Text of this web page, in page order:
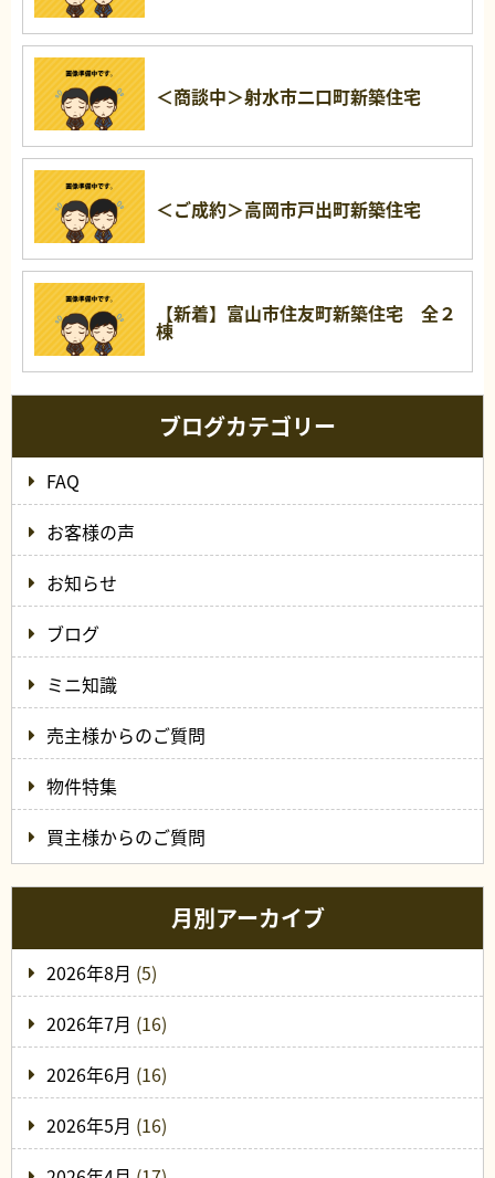
＜商談中＞射水市二口町新築住宅
＜ご成約＞高岡市戸出町新築住宅
【新着】富山市住友町新築住宅 全２
棟
ブログカテゴリー
FAQ
お客様の声
お知らせ
ブログ
ミニ知識
売主様からのご質問
物件特集
買主様からのご質問
月別アーカイブ
2026年8月 (5)
2026年7月 (16)
2026年6月 (16)
2026年5月 (16)